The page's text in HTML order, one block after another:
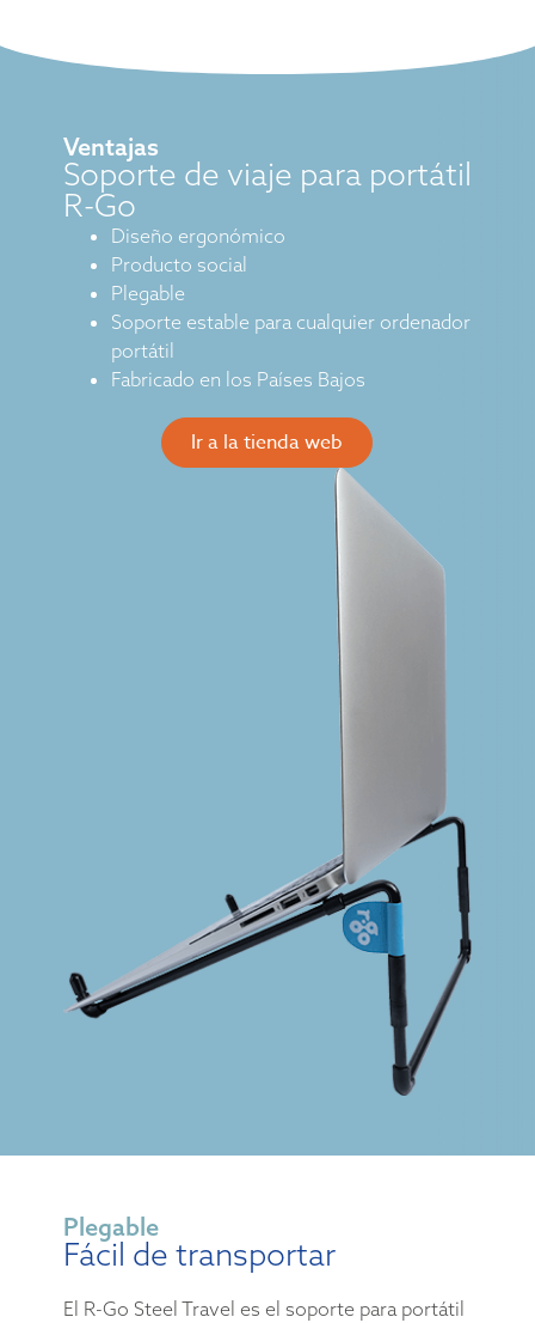
Ventajas
Soporte de viaje para portátil
R-Go
Diseño ergonómico
Producto social
Plegable
Soporte estable para cualquier ordenador
portátil
Fabricado en los Países Bajos
Ir a la tienda web
Plegable
Fácil de transportar
El R-Go Steel Travel es el soporte para portátil